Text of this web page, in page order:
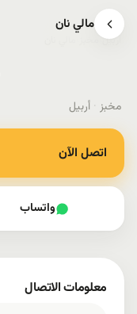
مالي نان
أربيل›
مخبز · أربيل
اتصل الآن
واتساب
معلومات الاتصال